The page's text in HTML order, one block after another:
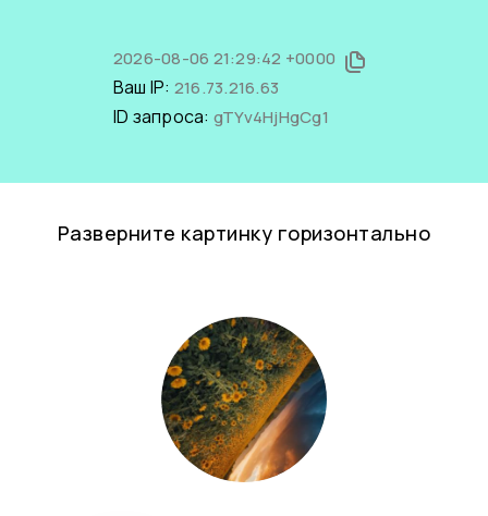
2026-08-06 21:29:42 +0000
Ваш IP: 216.73.216.63
ID запроса: gTYv4HjHgCg1
Разверните картинку горизонтально